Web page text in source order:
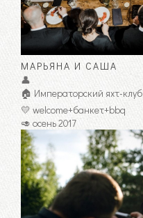
МАРЬЯНА И САША
👤
🏠 Императорский яхт-клуб
💛 welcome+банкет+bbq
🥑 осень 2017